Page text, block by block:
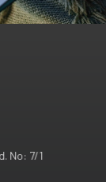
No: 7/1